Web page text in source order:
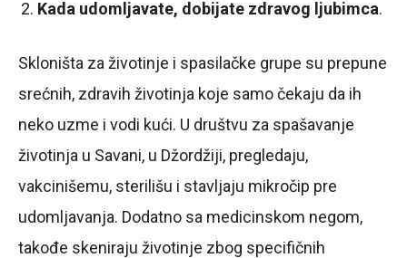
Kada udomljavate, dobijate zdravog ljubimca.
Skloništa za životinje i spasilačke grupe su prepune
srećnih, zdravih životinja koje samo čekaju da ih
neko uzme i vodi kući. U društvu za spašavanje
životinja u Savani, u Džordžiji, pregledaju,
vakcinišemu, sterilišu i stavljaju mikročip pre
udomljavanja. Dodatno sa medicinskom negom,
takođe skeniraju životinje zbog specifičnih